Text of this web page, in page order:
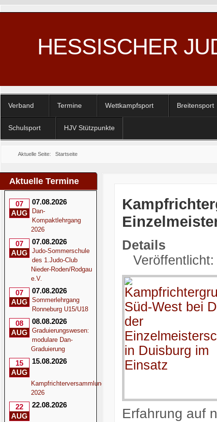
HESSISCHER
Verband Termine Wettkampfsport Breitensport
Schulsport HJV Stützpunkte
Aktuelle Seite: Startseite
Aktuelle Termine
07
AUG
07.08.2026
Dan-
Kompaktlehrgang
2026
07
AUG
07.08.2026
Judo-Sommerschule
des 1.Judo-Club
Nieder-Roden/Rodgau
e.V.
07
AUG
07.08.2026
Sommerlehrgang
Ronneburg U15/U18
08
AUG
08.08.2026
Graduierungswesen:
modulare Dan-
Graduierung
15
AUG
15.08.2026
Kampfrichterversammlung
2026
22
AUG
22.08.2026
Details
Erfahrung auf